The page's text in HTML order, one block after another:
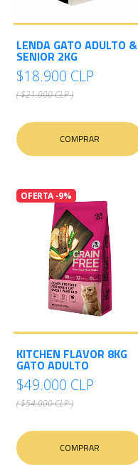
LENDA GATO ADULTO &
SENIOR 2KG
$18.900 CLP
( $21.000 CLP )
COMPRAR
OFERTA -9%
KITCHEN FLAVOR 8KG
GATO ADULTO
$49.000 CLP
( $54.000 CLP )
COMPRAR